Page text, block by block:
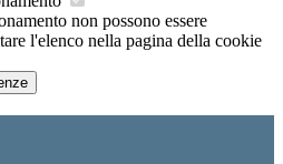
non possono essere
l'elenco nella pagina della cookie